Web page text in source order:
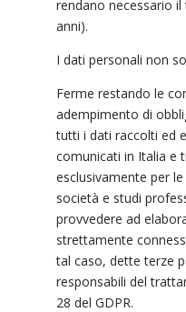
rendano necessario
anni).
I dati personali non
Ferme restando le
adempimento di
tutti i dati raccolti ed
comunicati in Italia e
esclusivamente per
società e studi
provvedere ad
strettamente
tal caso, dette terze
responsabili del
28 del GDPR.